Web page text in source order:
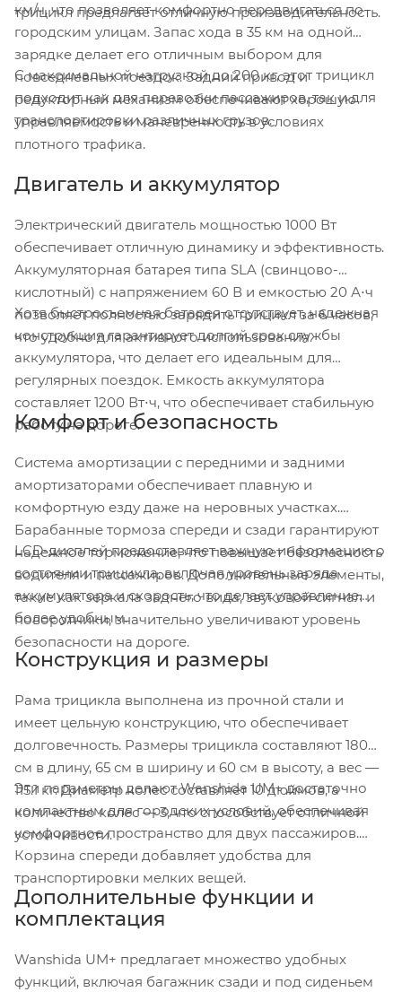
трицикл предлагает отличную производительность.
км/ч, что позволяет комфортно передвигаться по
городским улицам. Запас хода в 35 км на одной
зарядке делает его отличным выбором для
повседневных поездок. Задний привод и
редукторный механизм обеспечивают хорошую
управляемость и маневренность в условиях
плотного трафика.
С максимальной нагрузкой до 200 кг, этот трицикл
подходит как для перевозки пассажиров, так и для
транспортировки различных грузов.
Двигатель и аккумулятор
Электрический двигатель мощностью 1000 Вт
обеспечивает отличную динамику и эффективность.
Аккумуляторная батарея типа SLA (свинцово-
кислотный) с напряжением 60 В и емкостью 20 А⋅ч
позволяет полностью зарядить трицикл за 6 часов,
что удобно для активного использования.
Хотя быстросъемная батарея отсутствует, надежная
конструкция гарантирует долгий срок службы
аккумулятора, что делает его идеальным для
регулярных поездок. Емкость аккумулятора
составляет 1200 Вт⋅ч, что обеспечивает стабильную
работу на дороге.
Комфорт и безопасность
Система амортизации с передними и задними
амортизаторами обеспечивает плавную и
комфортную езду даже на неровных участках.
Барабанные тормоза спереди и сзади гарантируют
надежное торможение, что повышает безопасность
водителя и пассажиров. Дополнительные элементы,
такие как зеркала заднего вида, звуковой сигнал и
поворотники, значительно увеличивают уровень
безопасности на дороге.
LCD-дисплей предоставляет важную информацию о
состоянии трицикла, включая уровень заряда
аккумулятора и скорость, что делает управление
более удобным.
Конструкция и размеры
Рама трицикла выполнена из прочной стали и
имеет цельную конструкцию, что обеспечивает
долговечность. Размеры трицикла составляют 180
см в длину, 65 см в ширину и 60 см в высоту, а вес —
115.1 кг. Диаметр колес составляет 10 дюймов, а
количество колес — 3, что способствует отличной
устойчивости.
Эти параметры делают Wanshida UM+ достаточно
компактным для городских условий, обеспечивая
комфортное пространство для двух пассажиров.
Корзина спереди добавляет удобства для
транспортировки мелких вещей.
Дополнительные функции и
комплектация
Wanshida UM+ предлагает множество удобных
функций, включая багажник сзади и под сиденьем